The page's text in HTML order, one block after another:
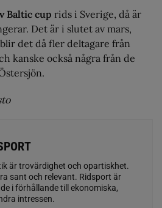
Baltic cup rids i Sverige, då är
Det är i slutet av mars,
det då fler deltagare från
kanske också några från de
är trovärdighet och opartiskhet.
sant och relevant. Ridsport är
i förhållande till ekonomiska,
intressen.